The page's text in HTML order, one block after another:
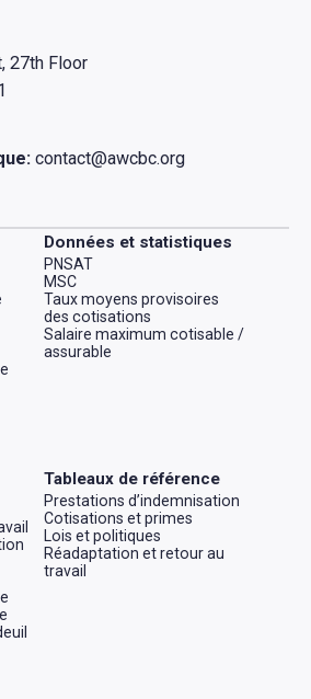
27th Floor
contact@awcbc.org
in new tabin new tab
Données et statistiques
PNSAT
MSC
Taux moyens provisoires
des cotisations
Salaire maximum cotisable /
assurable
Tableaux de référence
Prestations d’indemnisation
Cotisations et primes
Lois et politiques
Réadaptation et retour au
travail